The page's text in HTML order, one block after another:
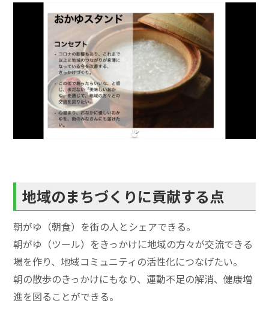
地域のまちづくりに貢献する点
朝がゆ（朝食）を街の人とシェアできる。
朝がゆ（ツール）をきっかけに地域の方々が交流できる
場を作り、地域コミュニティの活性化につなげたい。
朝の散歩のきっかけにもなり、運動不足の解消、健康増
進を図ることができる。